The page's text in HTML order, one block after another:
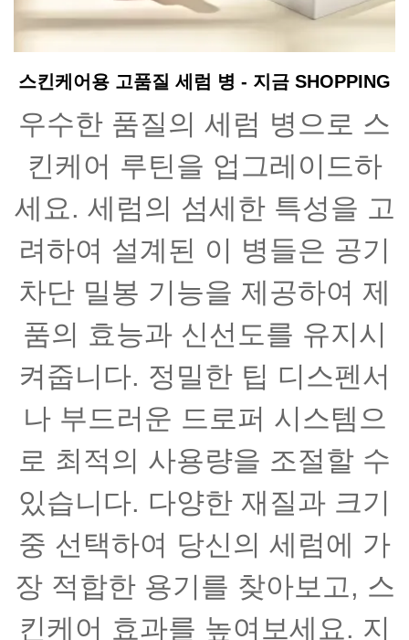
스킨케어용 고품질 세럼 병 - 지금 SHOPPING
우수한 품질의 세럼 병으로 스
킨케어 루틴을 업그레이드하
세요. 세럼의 섬세한 특성을 고
려하여 설계된 이 병들은 공기
차단 밀봉 기능을 제공하여 제
품의 효능과 신선도를 유지시
켜줍니다. 정밀한 팁 디스펜서
나 부드러운 드로퍼 시스템으
로 최적의 사용량을 조절할 수
있습니다. 다양한 재질과 크기
중 선택하여 당신의 세럼에 가
장 적합한 용기를 찾아보고, 스
킨케어 효과를 높여보세요. 지